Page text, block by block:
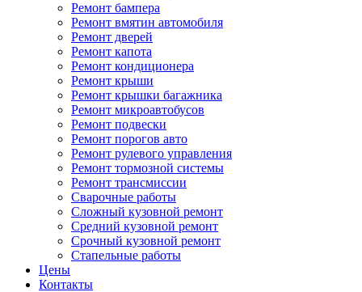
Ремонт бампера
Ремонт вмятин автомобиля
Ремонт дверей
Ремонт капота
Ремонт кондиционера
Ремонт крыши
Ремонт крышки багажника
Ремонт микроавтобусов
Ремонт подвески
Ремонт порогов авто
Ремонт рулевого управления
Ремонт тормозной системы
Ремонт трансмиссии
Сварочные работы
Сложный кузовной ремонт
Средний кузовной ремонт
Срочный кузовной ремонт
Стапельные работы
Цены
Контакты